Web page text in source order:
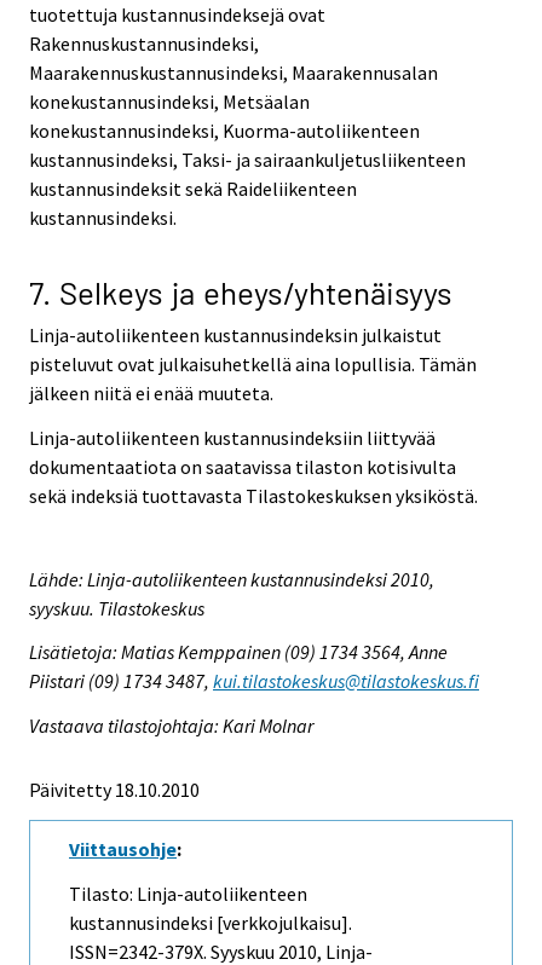
tuotettuja kustannusindeksejä ovat
Rakennuskustannusindeksi,
Maarakennuskustannusindeksi, Maarakennusalan
konekustannusindeksi, Metsäalan
konekustannusindeksi, Kuorma-autoliikenteen
kustannusindeksi, Taksi- ja sairaankuljetusliikenteen
kustannusindeksit sekä Raideliikenteen
kustannusindeksi.
7. Selkeys ja eheys/yhtenäisyys
Linja-autoliikenteen kustannusindeksin julkaistut
pisteluvut ovat julkaisuhetkellä aina lopullisia. Tämän
jälkeen niitä ei enää muuteta.
Linja-autoliikenteen kustannusindeksiin liittyvää
dokumentaatiota on saatavissa tilaston kotisivulta
sekä indeksiä tuottavasta Tilastokeskuksen yksiköstä.
Lähde: Linja-autoliikenteen kustannusindeksi 2010,
syyskuu. Tilastokeskus
Lisätietoja: Matias Kemppainen (09) 1734 3564, Anne
Piistari (09) 1734 3487, kui.tilastokeskus@tilastokeskus.fi
Vastaava tilastojohtaja: Kari Molnar
Päivitetty 18.10.2010
Viittausohje:
Tilasto: Linja-autoliikenteen
kustannusindeksi [verkkojulkaisu].
ISSN=2342-379X. Syyskuu 2010, Linja-